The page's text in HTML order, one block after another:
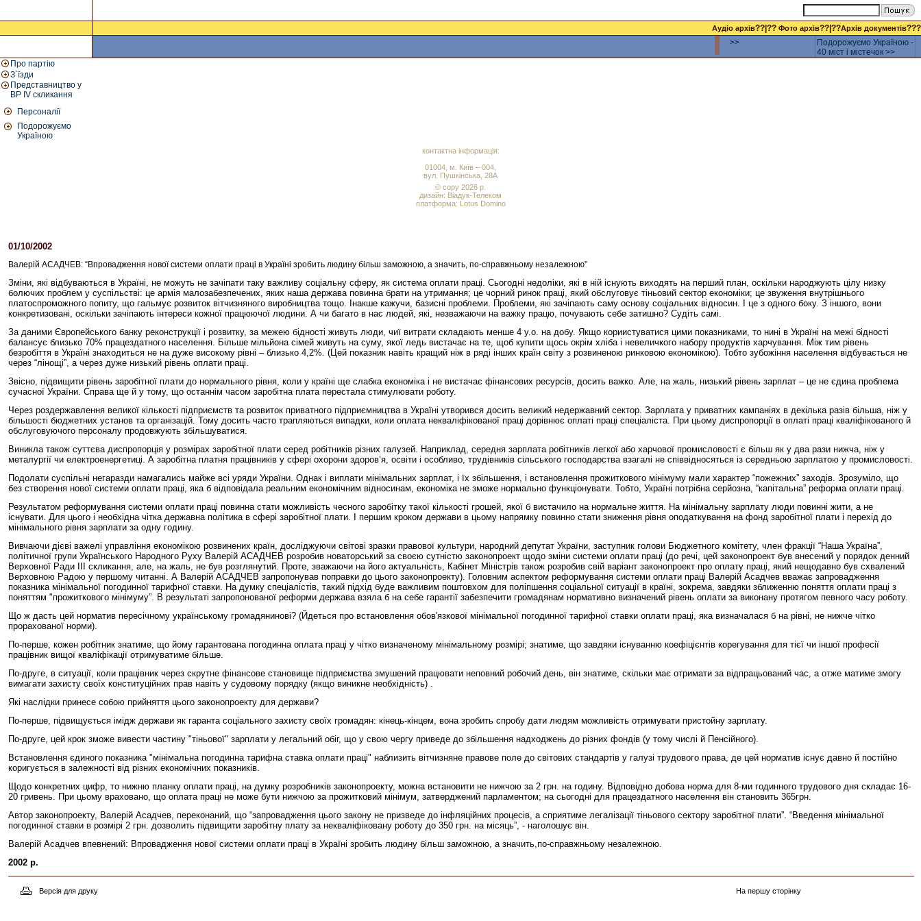
Аудіо архів??|?? Фото архів??|??Архів документів???
>>
Подорожуємо Україною -
40 міст і містечок >>
Про партію
З`їзди
Представництво у
ВР IV скликання
Персоналії
Подорожуємо
Україною
контактна інформація:
01004, м. Київ – 004,
вул. Пушкінська, 28А
© copy 2026 р.
дизайн: Віадук-Телеком
платформа: Lotus Domino
01/10/2002
Валерій АСАДЧЕВ: “Впровадження нової системи оплати праці в Україні зробить людину більш заможною, а значить, по-справжньому незалежною”
Зміни, які відбуваються в Україні, не можуть не зачіпати таку важливу соціальну сферу, як система оплати праці. Сьогодні недоліки, які в ній існують виходять на перший план, оскільки народжують цілу низку
болючих проблем у суспільстві: це армія малозабезпечених, яких наша держава повинна брати на утримання; це чорний ринок праці, який обслуговує тіньовий сектор економіки; це звуження внутрішнього
платоспроможного попиту, що гальмує розвиток вітчизняного виробництва тощо. Інакше кажучи, базисні проблеми. Проблеми, які зачіпають саму основу соціальних відносин. І це з одного боку. З іншого, вони
конкретизовані, оскільки зачіпають інтереси кожної працюючої людини. А чи багато в нас людей, які, незважаючи на важку працю, почувають себе затишно? Судіть самі.
За даними Європейського банку реконструкції і розвитку, за межею бідності живуть люди, чиї витрати складають менше 4 у.о. на добу. Якщо кориистуватися цими показниками, то нині в Україні на межі бідності
балансує близько 70% працездатного населення. Більше мільйона сімей живуть на суму, якої ледь вистачає на те, щоб купити щось окрім хліба і невеличкого набору продуктів харчування. Між тим рівень
безробіття в Україні знаходиться не на дуже високому рівні – близько 4,2%. (Цей показник навіть кращий ніж в ряді інших країн світу з розвиненою ринковою економікою). Тобто зубожіння населення відбувається не
через “лінощі”, а через дуже низький рівень оплати праці.
Звісно, підвищити рівень заробітної плати до нормального рівня, коли у країні ще слабка економіка і не вистачає фінансових ресурсів, досить важко. Але, на жаль, низький рівень зарплат – це не єдина проблема
сучасної України. Справа ще й у тому, що останнім часом заробітна плата перестала стимулювати роботу.
Через роздержавлення великої кількості підприємств та розвиток приватного підприємництва в Україні утворився досить великий недержавний сектор. Зарплата у приватних кампаніях в декілька разів більша, ніж у
більшості бюджетних установ та організацій. Тому досить часто трапляються випадки, коли оплата некваліфікованої праці дорівнює оплаті праці спеціаліста. При цьому диспропорції в оплаті праці кваліфікованого й
обслуговуючого персоналу продовжують збільшуватися.
Виникла також суттєва диспропорція у розмірах заробітної плати серед робітників різних галузей. Наприклад, середня зарплата робітників легкої або харчової промисловості є більш як у два рази нижча, ніж у
металургії чи електроенергетиці. А заробітна платня працівників у сфері охорони здоров’я, освіти і особливо, трудівників сільського господарства взагалі не співвідносяться із середньою зарплатою у промисловості.
Подолати суспільні негаразди намагались майже всі уряди України. Однак і виплати мінімальних зарплат, і їх збільшення, і встановлення прожиткового мінімуму мали характер “пожежних” заходів. Зрозуміло, що
без створення нової системи оплати праці, яка б відповідала реальним економічним відносинам, економіка не зможе нормально функціонувати. Тобто, Україні потрібна серйозна, “капітальна” реформа оплати праці.
Результатом реформування системи оплати праці повинна стати можливість чесного заробітку такої кількості грошей, якої б вистачило на нормальне життя. На мінімальну зарплату люди повинні жити, а не
існувати. Для цього і необхідна чітка державна політика в сфері заробітної плати. І першим кроком держави в цьому напрямку повинно стати зниження рівня оподаткування на фонд заробітної плати і перехід до
мінімального рівня зарплати за одну годину.
Вивчаючи дієві важелі управління економікою розвинених країн, досліджуючи світові зразки правової культури, народний депутат України, заступник голови Бюджетного комітету, член фракції “Наша Україна”,
політичної групи Українського Народного Руху Валерій АСАДЧЕВ розробив новаторський за своєю сутністю законопроект щодо зміни системи оплати праці (до речі, цей законопроект був внесений у порядок денний
Верховної Ради ІІІ скликання, але, на жаль, не був розглянутий. Проте, зважаючи на його актуальність, Кабінет Міністрів також розробив свій варіант законопроект про оплату праці, який нещодавно був схвалений
Верховною Радою у першому читанні. А Валерій АСАДЧЕВ запропонував поправки до цього законопроекту). Головним аспектом реформування системи оплати праці Валерій Асадчев вважає запровадження
показника мінімальної погодинної тарифної ставки. На думку спеціалістів, такий підхід буде важливим поштовхом для поліпшення соціальної ситуації в країні, зокрема, завдяки зближенню поняття оплати праці з
поняттям "прожиткового мінімуму”. В результаті запропонованої реформи держава взяла б на себе гарантії забезпечити громадянам нормативно визначений рівень оплати за виконану протягом певного часу роботу.
Що ж дасть цей норматив пересічному українському громадянинові? (Йдеться про встановлення обов'язкової мінімальної погодинної тарифної ставки оплати праці, яка визначалася б на рівні, не нижче чітко
прорахованої норми).
По-перше, кожен робітник знатиме, що йому гарантована погодинна оплата праці у чітко визначеному мінімальному розмірі; знатиме, що завдяки існуванню коефіцієнтів корегування для тієї чи іншої професії
працівник вищої кваліфікації отримуватиме більше.
По-друге, в ситуації, коли працівник через скрутне фінансове становище підприємства змушений працювати неповний робочий день, він знатиме, скільки має отримати за відпрацьований час, а отже матиме змогу
вимагати захисту своїх конституційних прав навіть у судовому порядку (якщо виникне необхідність) .
Які наслідки принесе собою прийняття цього законопроекту для держави?
По-перше, підвищується імідж держави як гаранта соціального захисту своїх громадян: кінець-кінцем, вона зробить спробу дати людям можливість отримувати пристойну зарплату.
По-друге, цей крок зможе вивести частину "тіньової" зарплати у легальний обіг, що у свою чергу приведе до збільшення надходжень до різних фондів (у тому числі й Пенсійного).
Встановлення єдиного показника "мінімальна погодинна тарифна ставка оплати праці" наблизить вітчизняне правове поле до світових стандартів у галузі трудового права, де цей норматив існує давно й постійно
коригується в залежності від різних економічних показників.
Щодо конкретних цифр, то нижню планку оплати праці, на думку розробників законопроекту, можна встановити не нижчою за 2 грн. на годину. Відповідно добова норма для 8-ми годинного трудового дня складає 16-
20 гривень. При цьому враховано, що оплата праці не може бути нижчою за прожитковий мінімум, затверджений парламентом; на сьогодні для працездатного населення він становить 365грн.
Автор законопроекту, Валерій Асадчев, переконаний, що “запровадження цього закону не призведе до інфляційних процесів, а сприятиме легалізації тіньового сектору заробітної плати”. “Введення мінімальної
погодинної ставки в розмірі 2 грн. дозволить підвищити заробітну плату за некваліфіковану роботу до 350 грн. на місяць”, - наголошує він.
Валерій Асадчев впевнений: Впровадження нової системи оплати праці в Україні зробить людину більш заможною, а значить,по-справжньому незалежною.
2002 р.
Версія для друку На першу сторінку